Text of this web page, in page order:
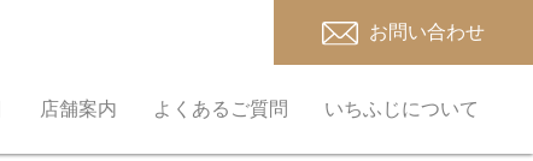
お問い合わせ
店舗案内 よくあるご質問 いちふじについて